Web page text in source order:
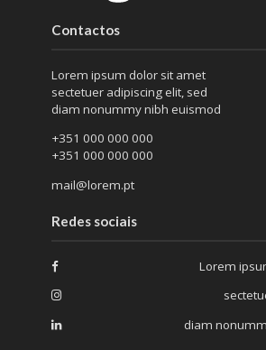
Contactos
Lorem ipsum dolor sit amet
sectetuer adipiscing elit, sed
diam nonummy nibh euismod
+351 000 000 000
+351 000 000 000
mail@lorem.pt
Redes sociais
Lorem
diam